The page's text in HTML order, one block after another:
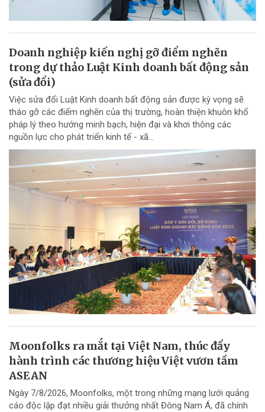
Doanh nghiệp kiến nghị gỡ điểm nghẽn
trong dự thảo Luật Kinh doanh bất động sản
(sửa đổi)
Việc sửa đổi Luật Kinh doanh bất động sản được kỳ vọng sẽ
tháo gỡ các điểm nghẽn của thị trường, hoàn thiện khuôn khổ
pháp lý theo hướng minh bạch, hiện đại và khơi thông các
nguồn lực cho phát triển kinh tế - xã...
Moonfolks ra mắt tại Việt Nam, thúc đẩy
hành trình các thương hiệu Việt vươn tầm
ASEAN
Ngày 7/8/2026, Moonfolks, một trong những mạng lưới quảng
cáo độc lập đạt nhiều giải thưởng nhất Đông Nam Á, đã chính